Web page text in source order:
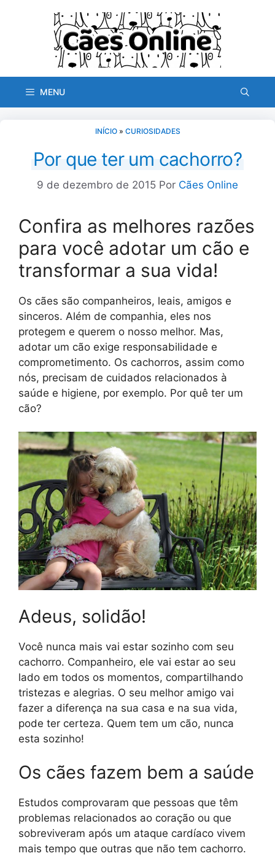
MENU
INÍCIO» CURIOSIDADES
Por que ter um cachorro?
9 de dezembro de 2015 Por Cães Online
Confira as melhores razões
para você adotar um cão e
transformar a sua vida!
Os cães são companheiros, leais, amigos e
sinceros. Além de companhia, eles nos
protegem e querem o nosso melhor. Mas,
adotar um cão exige responsabilidade e
comprometimento. Os cachorros, assim como
nós, precisam de cuidados relacionados à
saúde e higiene, por exemplo. Por quê ter um
cão?
Adeus, solidão!
Você nunca mais vai estar sozinho com seu
cachorro. Companheiro, ele vai estar ao seu
lado em todos os momentos, compartilhando
tristezas e alegrias. O seu melhor amigo vai
fazer a diferença na sua casa e na sua vida,
pode ter certeza. Quem tem um cão, nunca
esta sozinho!
Os cães fazem bem a saúde
Estudos comprovaram que pessoas que têm
problemas relacionados ao coração ou que
sobreviveram após um ataque cardíaco vivem
mais tempo que outras que não tem cachorro.